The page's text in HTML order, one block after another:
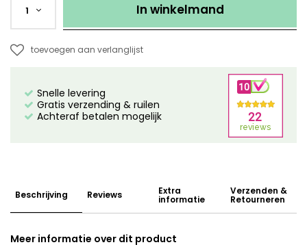
1 In winkelmand
toevoegen aan verlanglijst
Snelle levering
Gratis verzending & ruilen
Achteraf betalen mogelijk
Beschrijving Reviews Extra
informatie
Verzenden &
Retourneren
Meer informatie over dit product